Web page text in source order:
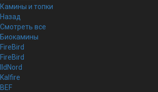
Камины и топки
Назад
Смотреть все
Биокамины
FireBird
FireBird
IldNord
Kalfire
BEF